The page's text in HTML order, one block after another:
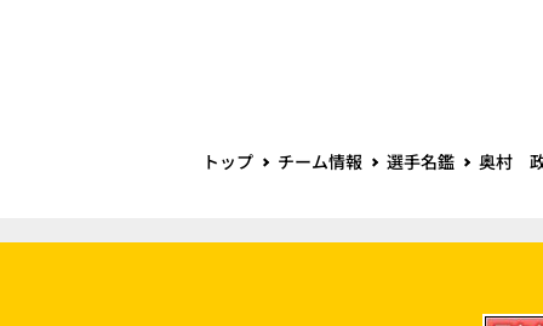
トップ チーム情報 選手名鑑 奥村